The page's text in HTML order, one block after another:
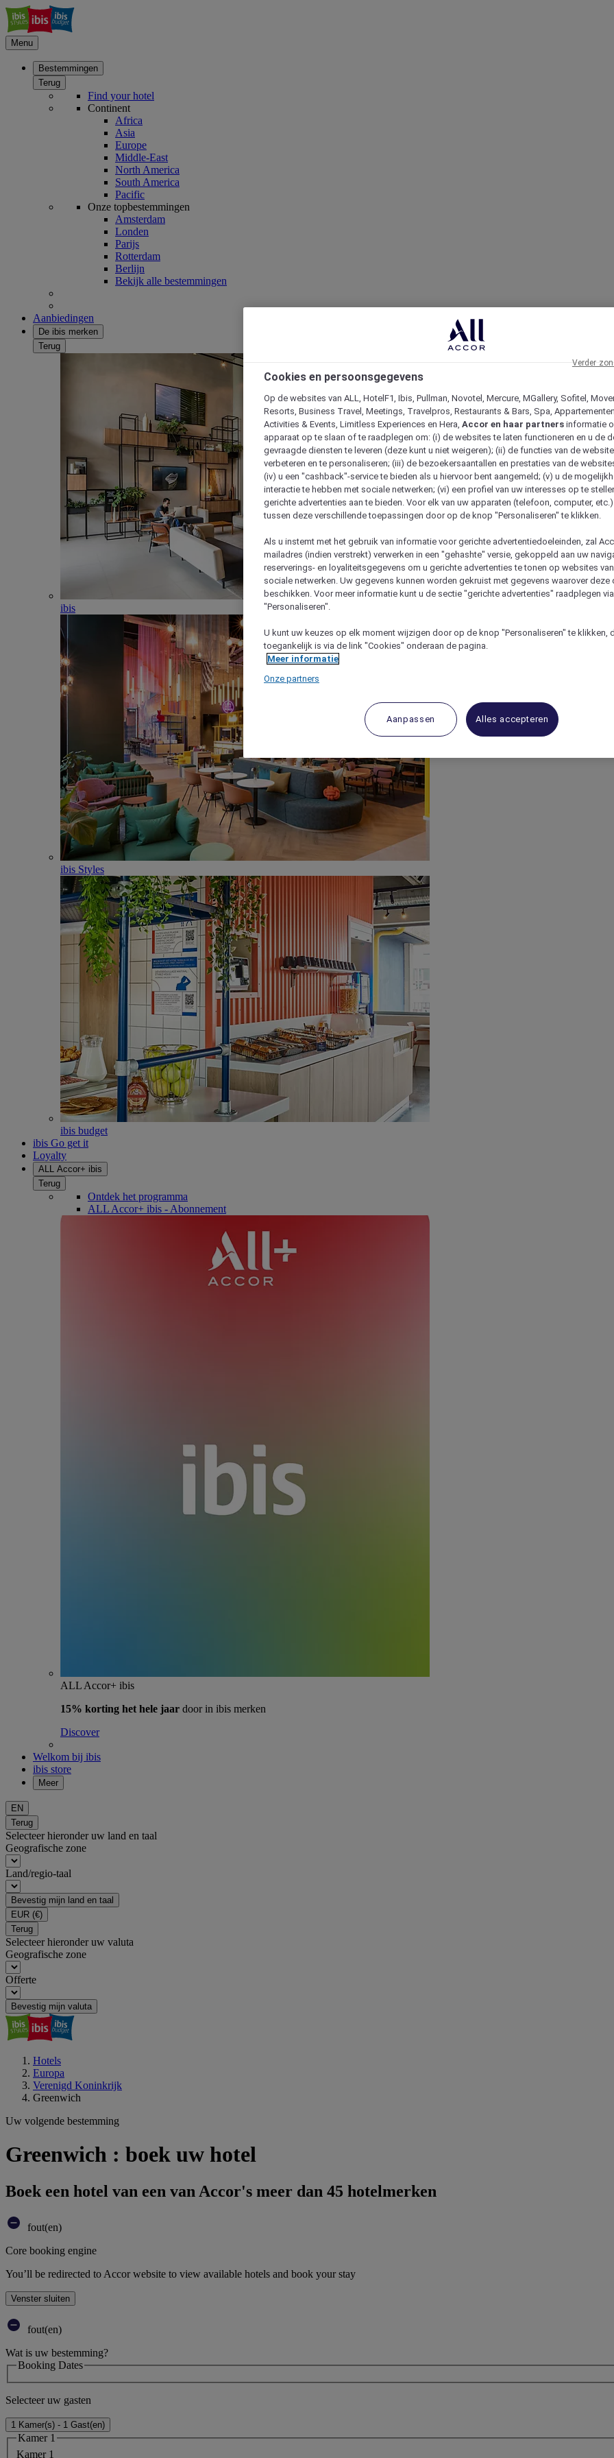
Menu
Bestemmingen
Terug
Find your hotel
Continent
Africa
Asia
Europe
Middle-East
North America
South America
Pacific
Onze topbestemmingen
Amsterdam
Londen
Parijs
Rotterdam
Berlijn
Bekijk alle bestemmingen
Aanbiedingen
De ibis merken
Terug
ibis
ibis Styles
ibis budget
ibis Go get it
Loyalty
ALL Accor+ ibis
Terug
Ontdek het programma
ALL Accor+ ibis - Abonnement
ALL Accor+ ibis
15% korting het hele jaar door in ibis merken
Discover
Welkom bij ibis
ibis store
Meer
EN
Terug
Selecteer hieronder uw land en taal
Geografische zone
Land/regio-taal
Bevestig mijn land en taal
EUR (€)
Terug
Selecteer hieronder uw valuta
Geografische zone
Offerte
Bevestig mijn valuta
Hotels
Europa
Verenigd Koninkrijk
Greenwich
Uw volgende bestemming
Greenwich : boek uw hotel
Boek een hotel van een van Accor's meer dan 45 hotelmerken
fout(en)
Core booking engine
You’ll be redirected to Accor website to view available hotels and book your stay
Venster sluiten
fout(en)
Wat is uw bestemming?
Booking Dates
Selecteer uw gasten
1 Kamer(s) - 1 Gast(en)
Kamer 1
Kamer 1
Cookies en persoonsgegevens
Op de websites van ALL, HotelF1, Ibis, Pullman, Novotel, Mercure, MGallery, Sofitel,
Resorts, Business Travel, Meetings, Travelpros, Restaurants & Bars, Spa,
Activities & Events, Limitless Experiences en Hera, Accor en haar partners informatie
apparaat op te slaan of te raadplegen om: (i) de websites te laten functioneren en u de
gevraagde diensten te leveren (deze kunt u niet weigeren); (ii) de functies van de
verbeteren en te personaliseren; (iii) de bezoekersaantallen en prestaties van de
(iv) u een "cashback"-service te bieden als u hiervoor bent aangemeld; (v) u de
interactie te hebben met sociale netwerken; (vi) een profiel van uw interesses op te
gerichte advertenties aan te bieden. Voor elk van uw apparaten (telefoon, computer,
tussen deze verschillende toepassingen door op de knop "Personaliseren" te klikken.
Als u instemt met het gebruik van informatie voor gerichte advertentiedoeleinden, zal
mailadres (indien verstrekt) verwerken in een "gehashte" versie, gekoppeld aan uw
reserverings- en loyaliteitsgegevens om u gerichte advertenties te tonen op websites
sociale netwerken. Uw gegevens kunnen worden gekruist met gegevens waarover deze
beschikken. Voor meer informatie kunt u de sectie "gerichte advertenties" raadplegen
"Personaliseren".
U kunt uw keuzes op elk moment wijzigen door op de knop "Personaliseren" te klikken,
toegankelijk is via de link "Cookies" onderaan de pagina.
Meer informatie
Onze partners
Aanpassen Alles accepteren
Verder